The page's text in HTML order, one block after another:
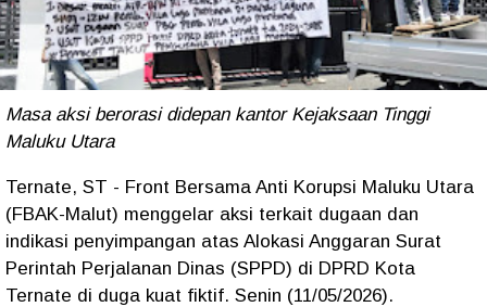
Masa aksi berorasi didepan kantor Kejaksaan Tinggi
Maluku Utara
Ternate, ST - Front Bersama Anti Korupsi Maluku Utara
(FBAK-Malut) menggelar aksi terkait dugaan dan
indikasi penyimpangan atas Alokasi Anggaran Surat
Perintah Perjalanan Dinas (SPPD) di DPRD Kota
Ternate di duga kuat fiktif. Senin (11/05/2026).